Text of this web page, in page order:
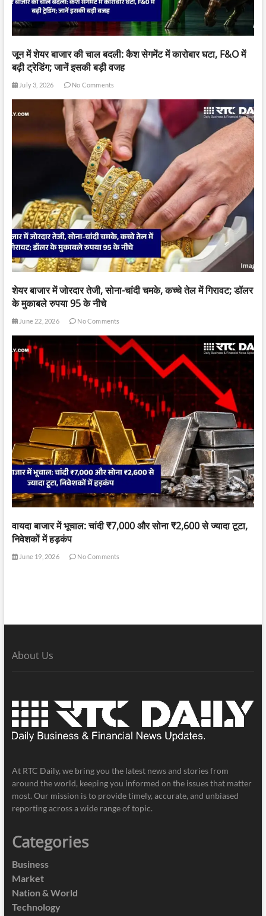
जून में शेयर बाजार की चाल बदली: कैश सेगमेंट में कारोबार घटा, F&O में
बढ़ी ट्रेडिंग; जानें इसकी बड़ी वजह
July 3, 2026 No Comments
शेयर बाजार में जोरदार तेजी, सोना-चांदी चमके, कच्चे तेल में गिरावट; डॉलर
के मुकाबले रुपया 95 के नीचे
June 22, 2026 No Comments
वायदा बाजार में भूचाल: चांदी ₹7,000 और सोना ₹2,600 से ज्यादा टूटा,
निवेशकों में हड़कंप
June 19, 2026 No Comments
About Us
At RTC Daily, we bring you the latest news and stories from
around the world, keeping you informed on the issues that matter
most. Our mission is to provide timely, accurate, and unbiased
reporting across a wide range of topic.
Categories
Business
Market
Nation & World
Technology